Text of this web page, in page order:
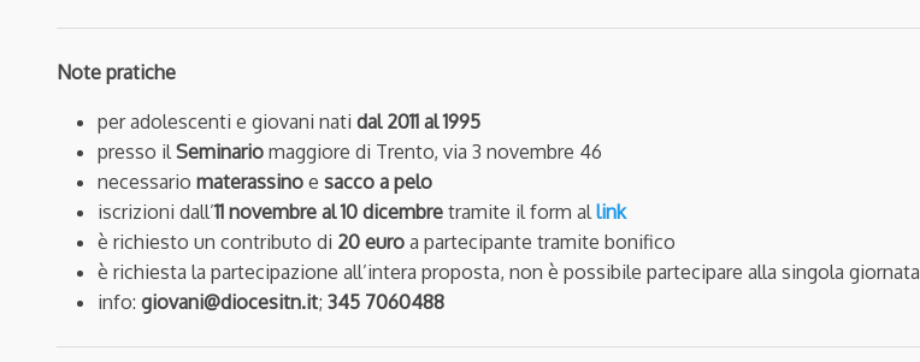
Note pratiche
per adolescenti e giovani nati dal 2011 al 1995
presso il Seminario maggiore di Trento, via 3 novembre 46
necessario materassino e sacco a pelo
iscrizioni dall’11 novembre al 10 dicembre tramite il form al link
è richiesto un contributo di 20 euro a partecipante tramite bonifico
è richiesta la partecipazione all’intera proposta, non è possibile partecipare alla singola giornata
info: giovani@diocesitn.it; 345 7060488